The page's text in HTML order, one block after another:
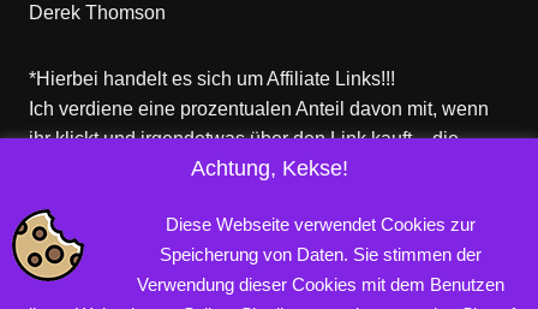
Derek Thomson
*Hierbei handelt es sich um Affiliate Links!!!
Ich verdiene eine prozentualen Anteil davon mit, wenn
ihr klickt und irgendetwas über den Link kauft – die
Produkte dort sind aber nicht von mir!
Copyright © 2026 PROFINERD.DE. Alle Rechte vorbehalten.
Achtung, Kekse!
Diese Webseite verwendet Cookies zur
Speicherung von Daten. Sie stimmen der
Verwendung dieser Cookies mit dem Benutzen